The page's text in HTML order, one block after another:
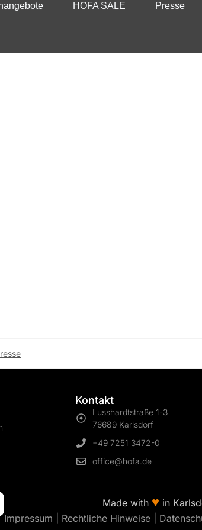
HOFA SALE Presse
Kontakt
Lusshardtstraße 1-3
76689 Karlsdorf
+49 7251 3472-0
office@hofa.de
Made with ♥ in
Impressum
Rechtliche Hinweise